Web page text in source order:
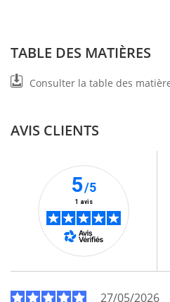
TABLE DES MATIÈRES
Consulter la table des
AVIS CLIENTS
5/5
1 avis
27/05/2026